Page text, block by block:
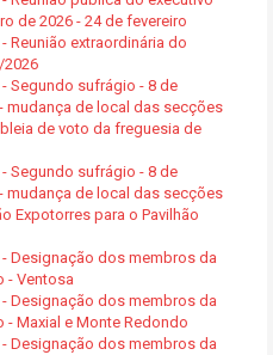
de 2026 - 24 de fevereiro
Reunião extraordinária do
2026
- Segundo sufrágio - 8 de
mudança de local das secções
de voto da freguesia de
- Segundo sufrágio - 8 de
mudança de local das secções
Expotorres para o Pavilhão
- Designação dos membros da
- Ventosa
- Designação dos membros da
- Maxial e Monte Redondo
- Designação dos membros da